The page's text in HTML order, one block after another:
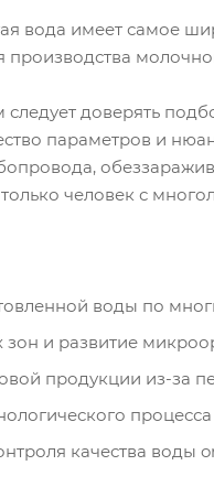
вода имеет самое
производства
доверять
параметров и
человек с
воды по
и развитие
продукции из-за
качества воды